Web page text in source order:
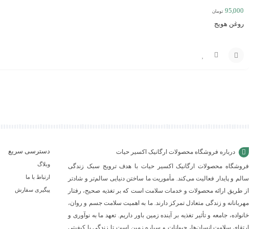
95,000 تومان
روغن هویج
درباره فروشگاه محصولات ارگانیک اکسیر حیات
فروشگاه محصولات ارگانیک اکسیر حیات با هدف ترویج سبک زندگی
سالم و پایدار فعالیت می‌کند. مأموریت ما ساختن دنیایی سالم‌تر و شادتر
از طریق ارائه محصولات و خدمات سلامت است که بر تغذیه صحیح، رفتار
مهربانانه و زندگی متعادل تمرکز دارند. ما به اهمیت سلامت جسم و روان،
خانواده، جامعه و تأثیر تغذیه بر آینده زمین باور داریم. تعهد ما به نوآوری و
ارتقای سلامت انسان‌ها، حیوانات و سیاره زمین است تا زندگی با کیفیتی
دسترسی سریع
وبلاگ
ارتباط با ما
پیگیری سفارش